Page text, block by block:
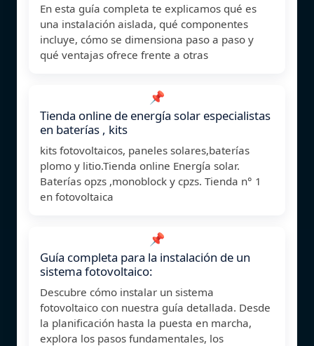
En esta guía completa te explicamos qué es
una instalación aislada, qué componentes
incluye, cómo se dimensiona paso a paso y
qué ventajas ofrece frente a otras
📌
Tienda online de energía solar especialistas
en baterías , kits
kits fotovoltaicos, paneles solares,baterías
plomo y litio.Tienda online Energía solar.
Baterías opzs ,monoblock y cpzs. Tienda n° 1
en fotovoltaica
📌
Guía completa para la instalación de un
sistema fotovoltaico:
Descubre cómo instalar un sistema
fotovoltaico con nuestra guía detallada. Desde
la planificación hasta la puesta en marcha,
explora los pasos fundamentales, los